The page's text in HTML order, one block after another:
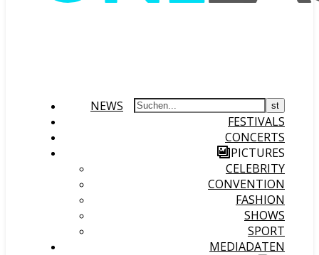
NEWS
FESTIVALS
CONCERTS
PICTURES
CELEBRITY
CONVENTION
FASHION
SHOWS
SPORT
MEDIADATEN